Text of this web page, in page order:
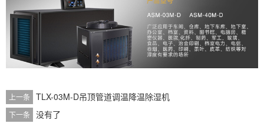
上一条 TLX-03M-D吊顶管道调温降温除湿机
下一条 没有了